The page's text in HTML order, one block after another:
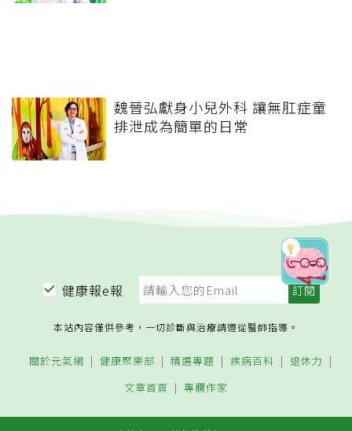
魏晉弘獻身小兒外科 讓無肛症童
排泄成為簡單的日常
健康報e報
本站內容僅供參考，一切診斷與治療請遵從醫師指導。
關於元氣網 健康聚樂部 精選專題 疾病百科
退休力
文章首頁
專欄作家